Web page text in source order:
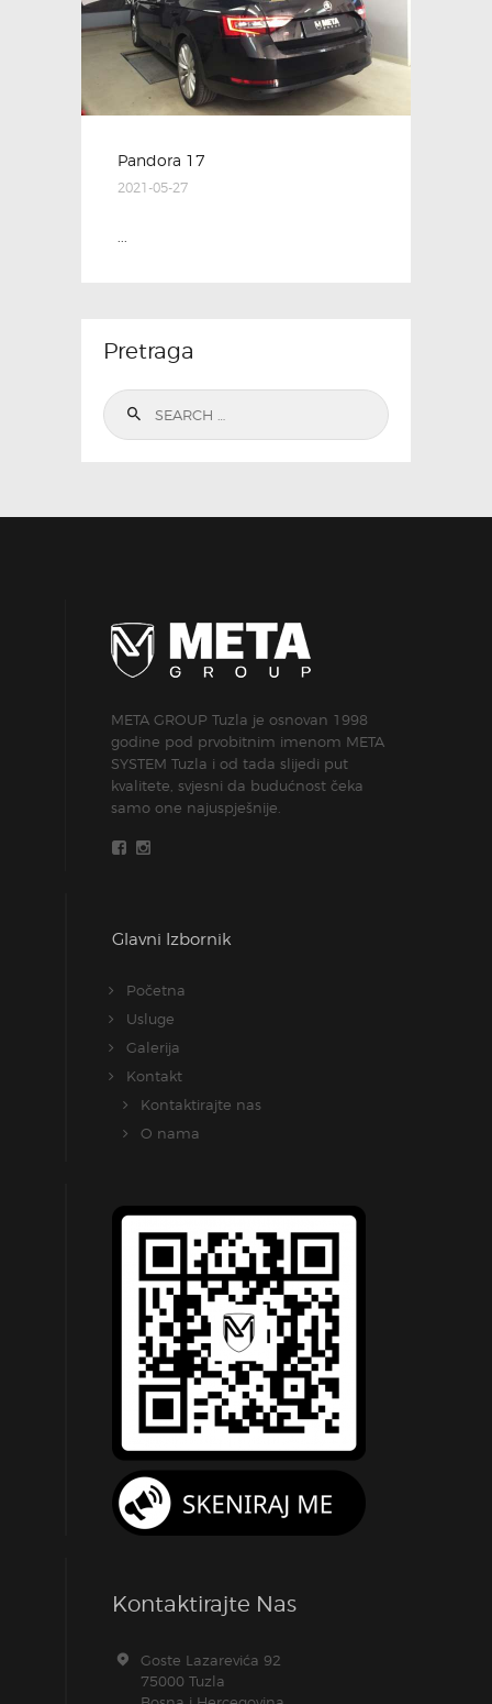
Pandora 17
2021-05-27
Pretraga
Search
for:
META GROUP Tuzla je osnovan 1998
godine pod prvobitnim imenom META
SYSTEM Tuzla i od tada slijedi put
kvalitete, svjesni da budućnost čeka
samo one najuspješnije.
Glavni Izbornik
Početna
Usluge
Galerija
Kontakt
Kontaktirajte nas
O nama
Kontaktirajte Nas
Goste Lazarevića 92
75000 Tuzla